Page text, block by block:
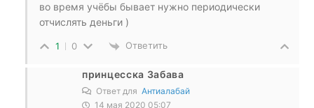
во время учёбы бывает нужно периодически
отчислять деньги )
1 0 Ответить
принцесска Забава
Ответ для Антиалабай
14 мая 2020 05:07